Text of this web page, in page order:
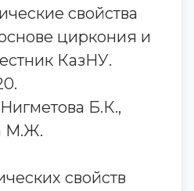
свойства
циркония и
КазНУ.
Б.К.,
М.Ж.
свойств